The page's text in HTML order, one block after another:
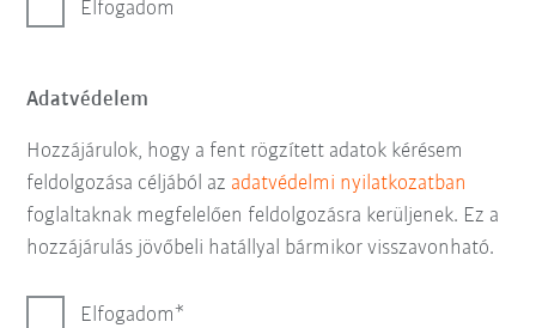
Elfogadom
Adatvédelem
Hozzájárulok, hogy a fent rögzített adatok kérésem
feldolgozása céljából az adatvédelmi nyilatkozatban
foglaltaknak megfelelően feldolgozásra kerüljenek. Ez a
hozzájárulás jövőbeli hatállyal bármikor visszavonható.
Elfogadom